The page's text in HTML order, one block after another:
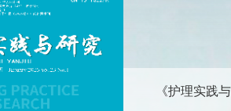
《护理实践